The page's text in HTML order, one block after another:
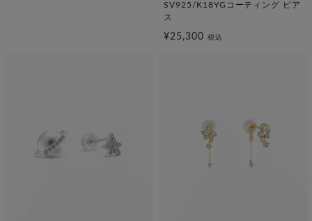
SV925/K18YGコーティング ピア
ス
¥25,300 税込